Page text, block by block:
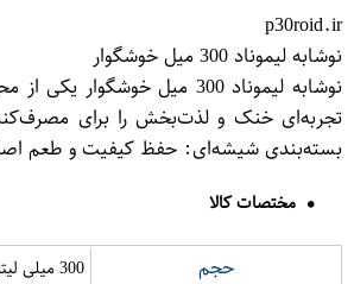
p30roid.ir
نوشابه لیموناد 300 میل خوشگوار
نوشابه لیموناد 300 میل
بسته‌بندی شیشه‌ای: حفظ کیفیت و طعم اصلی نوشابه بدون تغییر در مزه.
مختصات کالا
حجم 300 میلی لیتر